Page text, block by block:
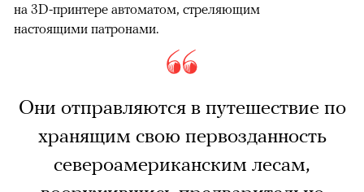
на 3D-принтере автоматом, стреляющим
настоящими патронами.
Они отправляются в путешествие по
хранящим свою первозданность
североамериканским лесам,